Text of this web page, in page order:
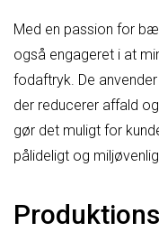
Med en passion for
også engageret i at
fodaftryk. De
der reducerer affald
gør det muligt for
pålideligt og